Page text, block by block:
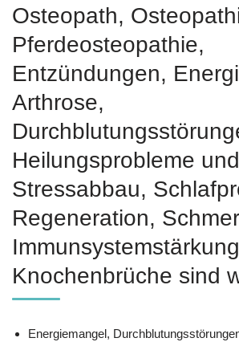
Osteopath,
Pferdeosteopathie,
Entzündungen,
Arthrose,
Heilungsprobleme und
Stressabbau,
Regeneration,
Knochenbrüche sind
Energiemangel,